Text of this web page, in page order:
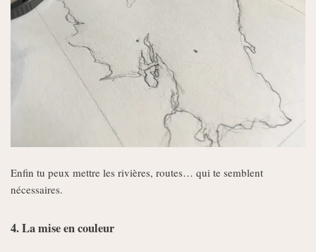
Enfin tu peux mettre les rivières, routes… qui te semblent
nécessaires.
4. La mise en couleur